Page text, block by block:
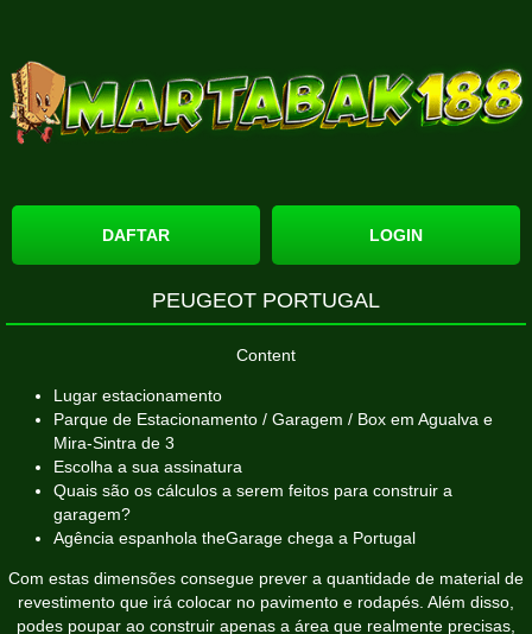
DAFTAR LOGIN
PEUGEOT PORTUGAL
Content
Lugar estacionamento
Parque de Estacionamento / Garagem / Box em Agualva e
Mira-Sintra de 3
Escolha a sua assinatura
Quais são os cálculos a serem feitos para construir a
garagem?
Agência espanhola theGarage chega a Portugal
Com estas dimensões consegue prever a quantidade de material de
revestimento que irá colocar no pavimento e rodapés. Além disso,
podes poupar ao construir apenas a área que realmente precisas,